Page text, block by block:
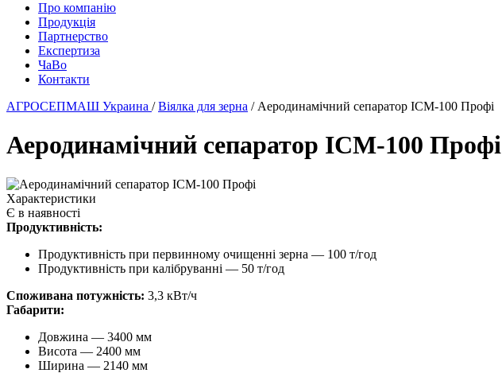
Про компанію
Продукція
Партнерство
Експертиза
ЧаВо
Контакти
АГРОСЕПМАШ Украина /Віялка для зерна / Аеродинамічний сепаратор ІСМ-100 Профі
Аеродинамічний сепаратор ІСМ-100 Профі
Характеристики
Є в наявності
Продуктивність:
Продуктивність при первинному очищенні зерна — 100 т/год
Продуктивність при калібруванні — 50 т/год
Споживана потужність: 3,3 кВт/ч
Габарити:
Довжина — 3400 мм
Висота — 2400 мм
Ширина — 2140 мм